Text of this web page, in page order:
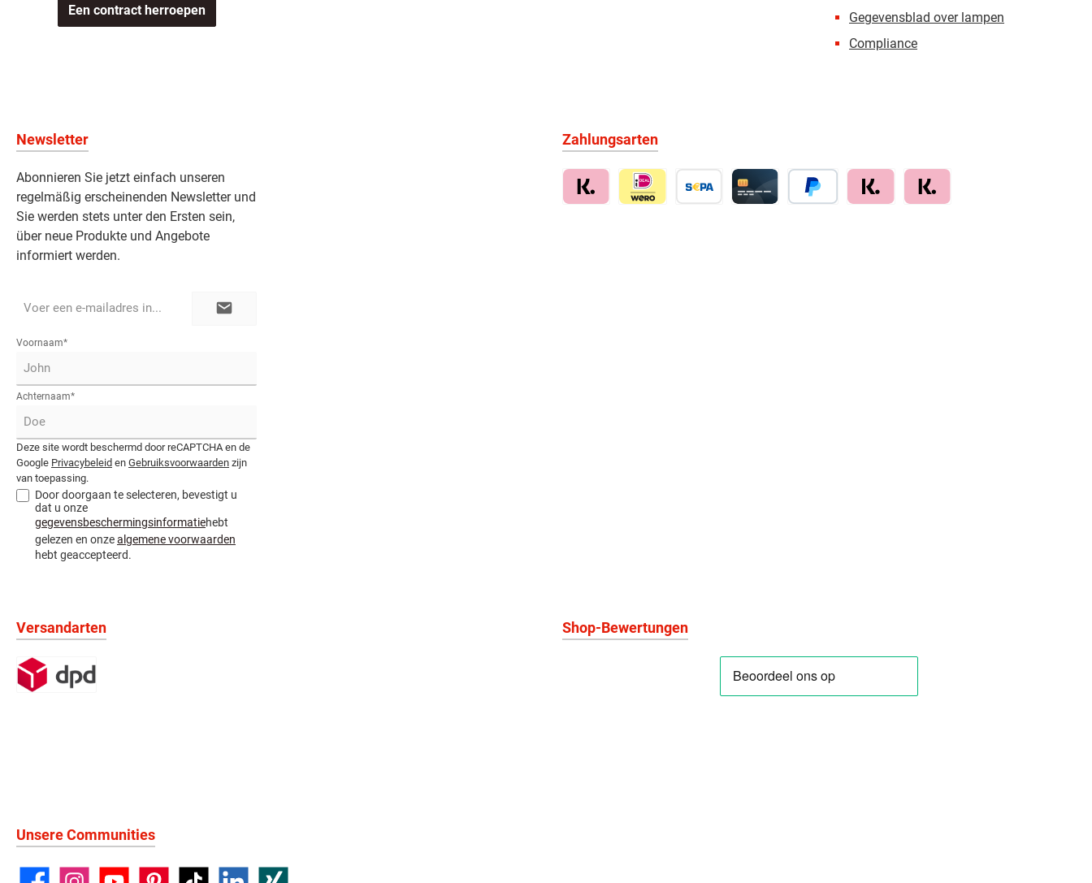
Een contract herroepen
Gegevensblad over lampen
Compliance
Newsletter
Abonnieren Sie jetzt einfach unseren
regelmäßig erscheinenden Newsletter und
Sie werden stets unter den Ersten sein,
über neue Produkte und Angebote
informiert werden.
mailadres*
Voornaam*
Achternaam*
Deze site wordt beschermd door reCAPTCHA en de
Google Privacybeleid en Gebruiksvoorwaarden zijn
van toepassing.
Door doorgaan te selecteren, bevestigt u
dat u onze
gegevensbeschermingsinformatiehebt
gelezen en onzealgemene voorwaarden
hebt geaccepteerd.
Zahlungsarten
Versandarten Shop-Bewertungen
Unsere Communities